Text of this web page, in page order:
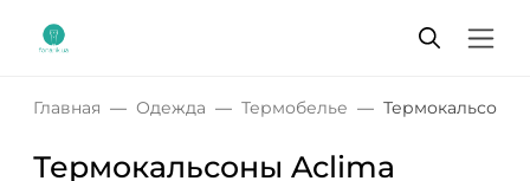
Главная Одежда Термобелье Термокальсоны
Термокальсоны Aclima